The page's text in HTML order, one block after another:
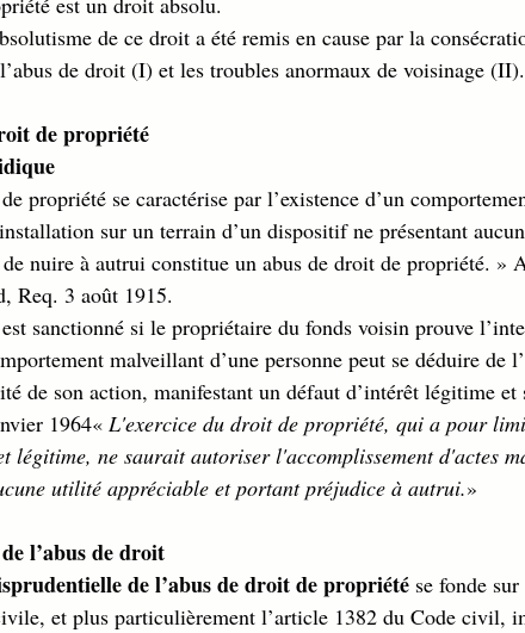
de ce droit a été remis en cause par la
de droit (I) et les troubles anormaux de voisinage (II).
de propriété
propriété se caractérise par l’existence d’un
sur un terrain d’un dispositif ne présentant
de nuire à autrui constitue un abus de droit de propriété. »
Req. 3 août 1915.
sanctionné si le propriétaire du fonds voisin prouve
malveillant d’une personne peut se déduire de
de son action, manifestant un défaut d’intérêt légitime et
1964« L'exercice du droit de propriété, qui a pour
légitime, ne saurait autoriser l'accomplissement d'actes
utilité appréciable et portant préjudice à autrui.»
l’abus de droit
de l’abus de droit de propriété se fonde
et plus particulièrement l’article 1382 du Code civil,